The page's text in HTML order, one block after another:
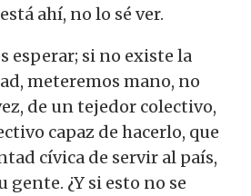
ahí, no lo sé ver.
esperar; si no existe la
meteremos mano, no
de un tejedor colectivo,
capaz de hacerlo, que
cívica de servir al país,
gente. ¿Y si esto no se